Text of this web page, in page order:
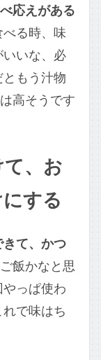
応えがある
る時、味
いな、必
もう汁物
高そうです
、お
する
きて、かつ
飯かなと思
っぱ使わ
で味はち